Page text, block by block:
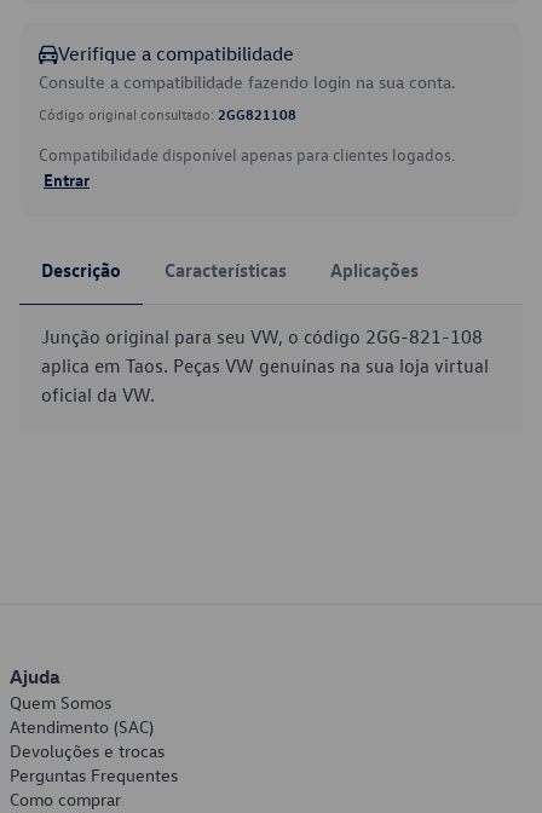
Verifique a compatibilidade
Consulte a compatibilidade fazendo login na sua conta.
Código original consultado: 2GG821108
Compatibilidade disponível apenas para clientes logados.
Entrar
Descrição Características Aplicações
Junção original para seu VW, o código 2GG-821-108
aplica em Taos. Peças VW genuínas na sua loja virtual
oficial da VW.
Ajuda
Quem Somos
Atendimento (SAC)
Devoluções e trocas
Perguntas Frequentes
Como comprar